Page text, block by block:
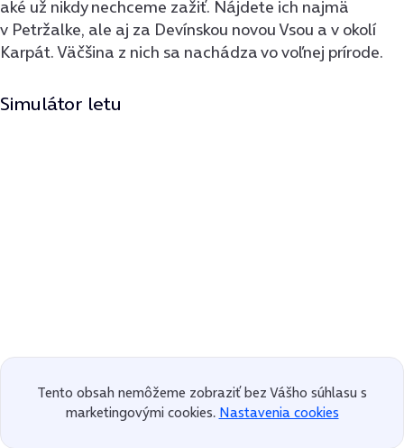
aké už nikdy nechceme zažiť. Nájdete ich najmä
v Petržalke, ale aj za Devínskou novou Vsou a v okolí
Karpát. Väčšina z nich sa nachádza vo voľnej prírode.
Simulátor letu
Tento obsah nemôžeme zobraziť bez Vášho súhlasu s
marketingovými cookies. Nastavenia cookies